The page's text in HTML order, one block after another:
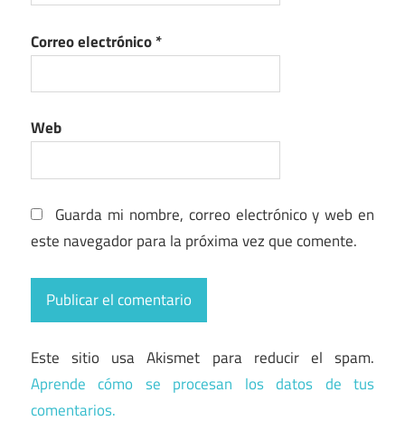
Correo electrónico*
Web
Guarda mi nombre, correo electrónico y web en
este navegador para la próxima vez que comente.
Este sitio usa Akismet para reducir el spam.
Aprende cómo se procesan los datos de tus
comentarios.